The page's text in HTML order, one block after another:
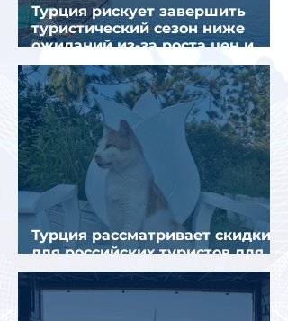
Турция рискует завершить
туристический сезон ниже
ожиданий из-за роста цен и
снижения спроса
Турция рассматривает скидки
для российских туристов для
поддержки спроса